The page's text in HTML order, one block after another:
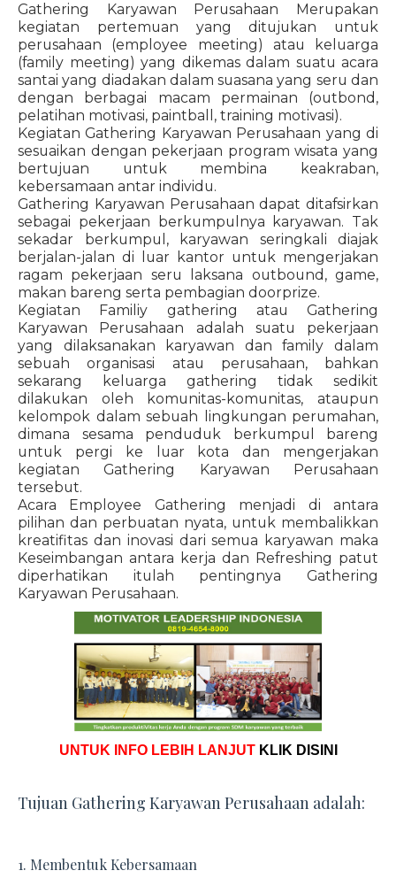
Gathering Karyawan Perusahaan Merupakan
kegiatan pertemuan yang ditujukan untuk
perusahaan (employee meeting) atau keluarga
(family meeting) yang dikemas dalam suatu acara
santai yang diadakan dalam suasana yang seru dan
dengan berbagai macam permainan (outbond,
pelatihan motivasi, paintball, training motivasi).
Kegiatan Gathering Karyawan Perusahaan yang di
sesuaikan dengan pekerjaan program wisata yang
bertujuan untuk membina keakraban,
kebersamaan antar individu.
Gathering Karyawan Perusahaan dapat ditafsirkan
sebagai pekerjaan berkumpulnya karyawan. Tak
sekadar berkumpul, karyawan seringkali diajak
berjalan-jalan di luar kantor untuk mengerjakan
ragam pekerjaan seru laksana outbound, game,
makan bareng serta pembagian doorprize.
Kegiatan Familiy gathering atau Gathering
Karyawan Perusahaan adalah suatu pekerjaan
yang dilaksanakan karyawan dan family dalam
sebuah organisasi atau perusahaan, bahkan
sekarang keluarga gathering tidak sedikit
dilakukan oleh komunitas-komunitas, ataupun
kelompok dalam sebuah lingkungan perumahan,
dimana sesama penduduk berkumpul bareng
untuk pergi ke luar kota dan mengerjakan
kegiatan Gathering Karyawan Perusahaan
tersebut.
Acara Employee Gathering menjadi di antara
pilihan dan perbuatan nyata, untuk membalikkan
kreatifitas dan inovasi dari semua karyawan maka
Keseimbangan antara kerja dan Refreshing patut
diperhatikan itulah pentingnya Gathering
Karyawan Perusahaan.
UNTUK INFO LEBIH LANJUT KLIK DISINI
Tujuan Gathering Karyawan Perusahaan adalah:
1. Membentuk Kebersamaan